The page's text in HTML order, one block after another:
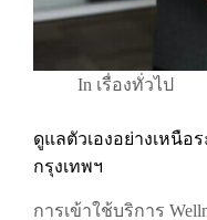
In เรื่องทั่วไป
ดูแลตัวเองอย่างเหนือร
กรุงเทพฯ
การเข้าใช้บริการ